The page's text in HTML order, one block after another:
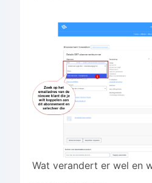
Wat verandert er wel en